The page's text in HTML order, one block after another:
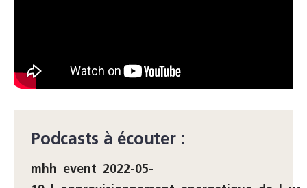
Podcasts à écouter :
mhh_event_2022-05-